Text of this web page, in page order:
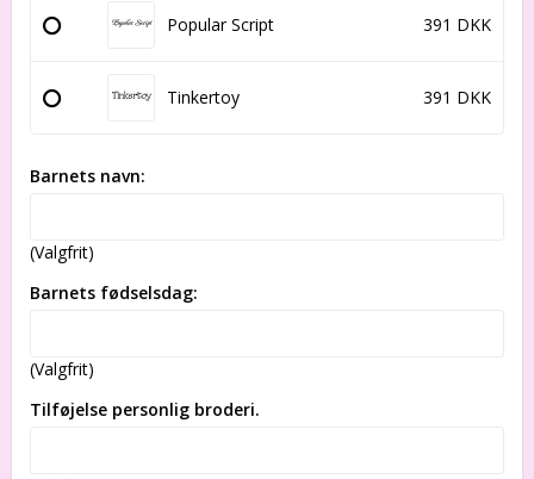
Popular Script 391 DKK
Tinkertoy 391 DKK
Barnets navn:
(Valgfrit)
Barnets fødselsdag:
(Valgfrit)
Tilføjelse personlig broderi.